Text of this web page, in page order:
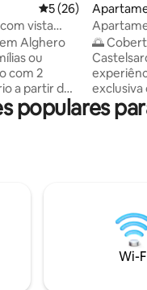
5 de uma
5 (26)
vista
Alghero
ou
com 2
a partir do
uma vista
e do Capo
e
de
total, longe
🌅
Castelsardo Presenteie-se
exclusiva
o mar e a
região
melhores
populares
Wi-